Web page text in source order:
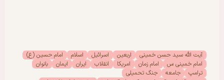
آیت الله سید حسن خمینی اربعین اسرائیل اسلام
امام حسین (ع)
امام خمینی س
امام زمان امریکا انقلاب ایران ایمان
بانوان
ترامپ
جامعه
جنگ تحمیلی